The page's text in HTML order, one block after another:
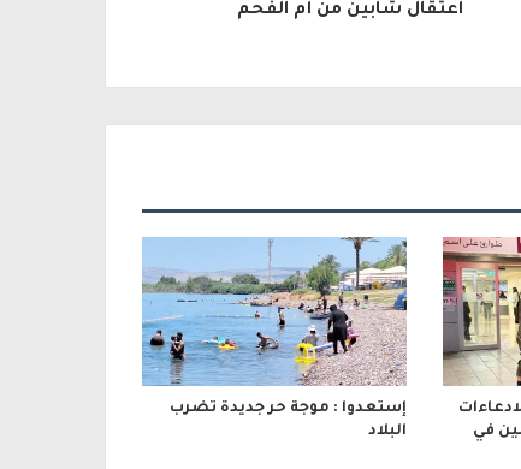
اعتقال شابين من أم الفحم
في
إستعدوا : موجة حر جديدة تضرب
البلاد